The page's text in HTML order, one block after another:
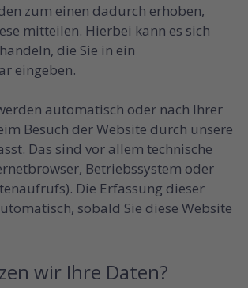
zum einen dadurch erhoben,
mitteilen. Hierbei kann es sich
die Sie in ein
eingeben.
automatisch oder nach Ihrer
Besuch der Website durch unsere
Das sind vor allem technische
Betriebssystem oder
Die Erfassung dieser
sobald Sie diese Website
wir Ihre Daten?